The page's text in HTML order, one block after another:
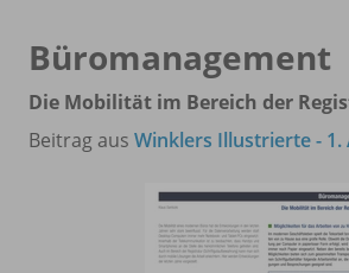
Büromanagement
Die Mobilität im Bereich der
Beitrag aus Winklers Illustrierte - 1.